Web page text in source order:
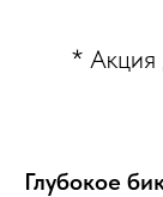
* Акция
Глубокое